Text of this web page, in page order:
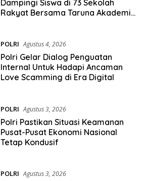
Dampingi Siswa di 73 Sekolah
Rakyat Bersama Taruna Akademi
POLRI Agustus 4, 2026
Polri Gelar Dialog Penguatan
Internal Untuk Hadapi Ancaman
Love Scamming di Era Digital
POLRI Agustus 3, 2026
Polri Pastikan Situasi Keamanan
Pusat-Pusat Ekonomi Nasional
Tetap Kondusif
POLRI Agustus 3, 2026